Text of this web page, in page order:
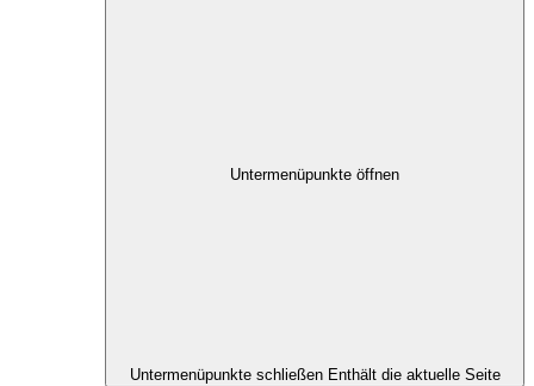
Untermenüpunkte öffnen
Untermenüpunkte schließen Enthält die aktuelle Seite